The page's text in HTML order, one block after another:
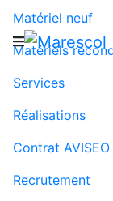
Matériel neuf
Matériels
Services
Réalisations
Contrat AVISEO
Recrutement